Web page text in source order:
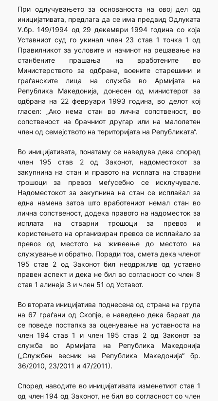
При одлучувањето за основаноста на овој дел од
иницијативата, предлага да се има предвид Одлуката
У.бр. 149/1994 од 29 декември 1994 година со која
Уставниот суд го укинал член 23 став 1 точка 1 од
Правилникот за условите и начинот на решавање на
станбените прашања на вработените во
Министерството за одбрана, воените старешини и
граѓанските лица на служба во Армијата на
Република Македонија, донесен од министерот за
одбрана на 22 февруари 1993 година, во делот кој
гласел: „Ако нема стан во лична сопственост, во
сопственост на брачниот другар или на малолетен
член од семејството на територијата на Републиката“.
Во иницијативата, понатаму се наведува дека според
член 195 став 2 од Законот, надоместокот за
закупнина на стан и правото на исплата на стварни
трошоци за превоз меѓусебно се исклучувале.
Надоместокот за закупнина на стан се исплаќал за
една намена затоа што вработениот немал стан во
лична сопственост, додека правото на надоместок за
исплата на стварни трошоци за превоз и
користењето на организиран превоз се исплаќало за
превоз од местото на живеење до местото на
служување и обратно. Поради тоа, смета дека членот
195 став 2 од Законот бил неодржлив од уставно
правен аспект и дека не бил во согласност со член 8
став 1 алинеја 3 и член 51 од Уставот.
Во втората иницијатива поднесена од страна на група
на 67 граѓани од Скопје, е наведено дека бараат да
се поведе постапка за оценување на уставноста на
член 194 став 1 и член 195 став 2 од Законот за
служба во Армијата на Република Македонија
(„Службен весник на Република Македонија“ бр.
36/2010, 23/2011 и 47/2011).
Според наводите во иницијативата изменетиот став 1
од член 194 од Законот, не бил во согласност со член